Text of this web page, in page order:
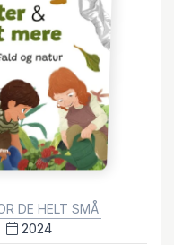
DE HELT SMÅ
2024